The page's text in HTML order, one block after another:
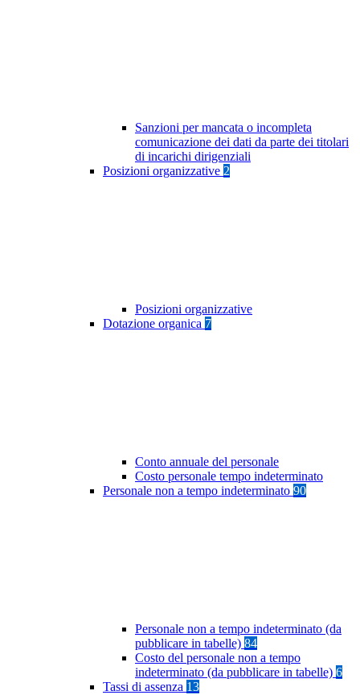
Sanzioni per mancata o incompleta
comunicazione dei dati da parte dei titolari
di incarichi dirigenziali
Posizioni organizzative 2
Posizioni organizzative
Dotazione organica 7
Conto annuale del personale
Costo personale tempo indeterminato
Personale non a tempo indeterminato 90
Personale non a tempo indeterminato (da
pubblicare in tabelle) 84
Costo del personale non a tempo
indeterminato (da pubblicare in tabelle) 6
Tassi di assenza 13